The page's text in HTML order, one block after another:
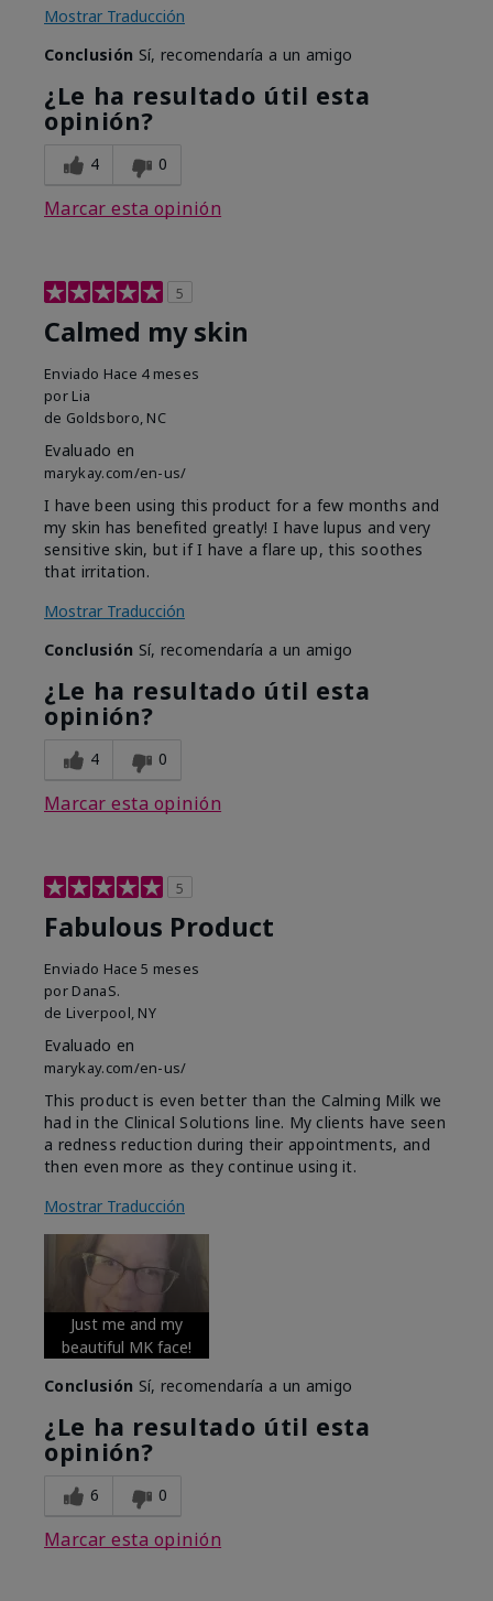
Mostrar Traducción
Conclusión Sí, recomendaría a un amigo
¿Le ha resultado útil esta
opinión?
4 0
Marcar esta opinión
5
Calmed my skin
Enviado Hace 4 meses
por Lia
de Goldsboro, NC
Evaluado en
marykay.com/en-us/
I have been using this product for a few months and
my skin has benefited greatly! I have lupus and very
sensitive skin, but if I have a flare up, this soothes
that irritation.
Mostrar Traducción
Conclusión Sí, recomendaría a un amigo
¿Le ha resultado útil esta
opinión?
4 0
Marcar esta opinión
5
Fabulous Product
Enviado Hace 5 meses
por DanaS.
de Liverpool, NY
Evaluado en
marykay.com/en-us/
This product is even better than the Calming Milk we
had in the Clinical Solutions line. My clients have seen
a redness reduction during their appointments, and
then even more as they continue using it.
Mostrar Traducción
Just me and my
beautiful MK face!
Conclusión Sí, recomendaría a un amigo
¿Le ha resultado útil esta
opinión?
6 0
Marcar esta opinión